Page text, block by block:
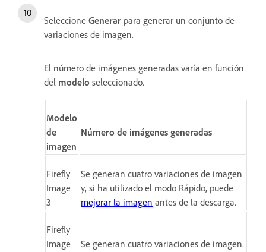
Seleccione Generar para generar un conjunto de
variaciones de imagen.
El número de imágenes generadas varía en función
del modelo seleccionado.
Modelo
de
imagen
Número de imágenes generadas
Firefly
Image
3
Se generan cuatro variaciones de imagen
y, si ha utilizado el modo Rápido, puede
mejorar la imagen antes de la descarga.
Firefly
Image
Se generan cuatro variaciones de imagen.